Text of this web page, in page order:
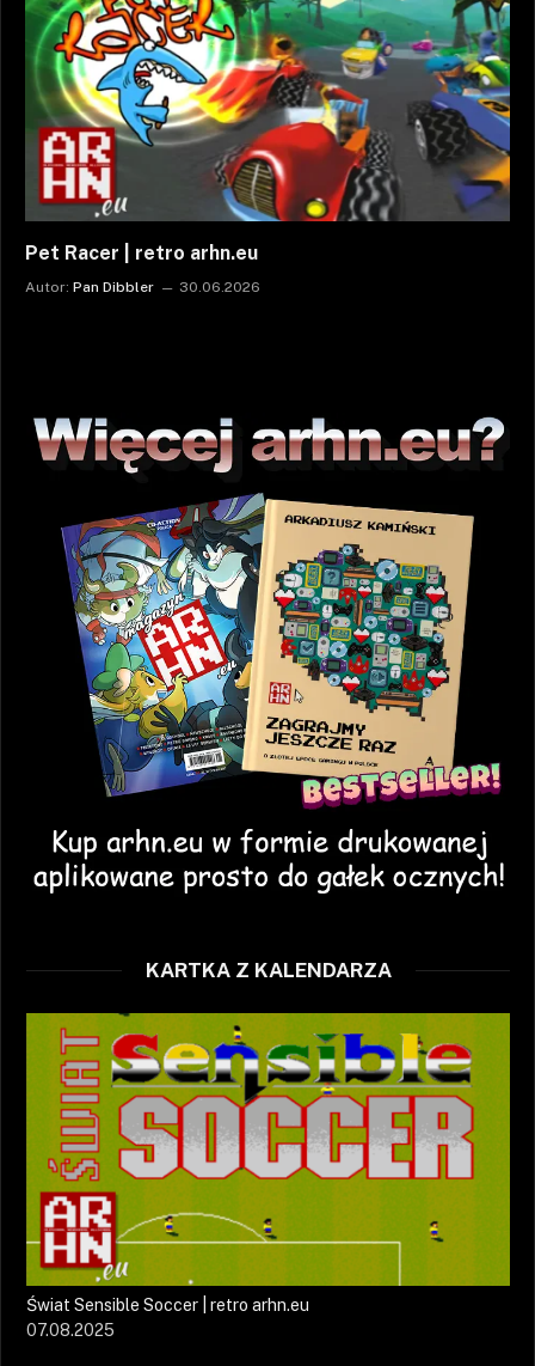
Pet Racer | retro arhn.eu
Autor: Pan Dibbler 30.06.2026
KARTKA Z KALENDARZA
Świat Sensible Soccer | retro arhn.eu
07.08.2025